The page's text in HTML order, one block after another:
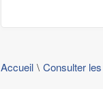
Accueil Consulter